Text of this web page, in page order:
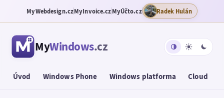
MyWebdesign.czMyInvoice.czMyÚčto.cz Radek Hulán
MyWindows.cz
Úvod Windows Phone Windows platforma Cloud